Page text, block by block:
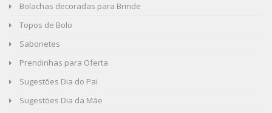
Bolachas decoradas para Brinde
Topos de Bolo
Sabonetes
Prendinhas para Oferta
Sugestões Dia do Pai
Sugestões Dia da Mãe